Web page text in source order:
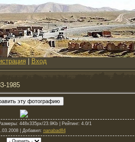
Вход
1985
: 448x335px/23.9Kb | Рейтинг: 4.0/1
| Добавил: nanabad84